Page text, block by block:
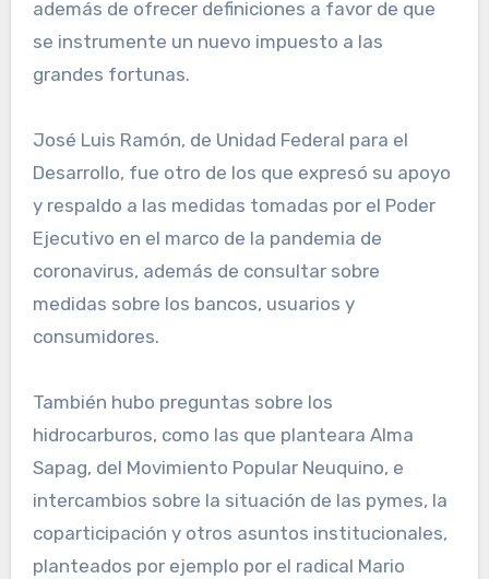
además de ofrecer definiciones a favor de que
se instrumente un nuevo impuesto a las
grandes fortunas.
José Luis Ramón, de Unidad Federal para el
Desarrollo, fue otro de los que expresó su apoyo
y respaldo a las medidas tomadas por el Poder
Ejecutivo en el marco de la pandemia de
coronavirus, además de consultar sobre
medidas sobre los bancos, usuarios y
consumidores.
También hubo preguntas sobre los
hidrocarburos, como las que planteara Alma
Sapag, del Movimiento Popular Neuquino, e
intercambios sobre la situación de las pymes, la
coparticipación y otros asuntos institucionales,
planteados por ejemplo por el radical Mario